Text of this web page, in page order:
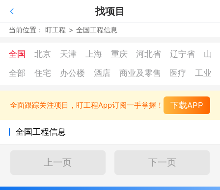
找项目
当前位置： 盯工程 > 全国工程信息
全国 北京 天津 上海 重庆 河北省 辽宁省
山
全部
住宅 办公楼 酒店 商业及零售 医疗 工业
全面跟踪关注项目，盯工程App订阅一手掌握！ 下载APP
全国工程信息
上一页 下一页